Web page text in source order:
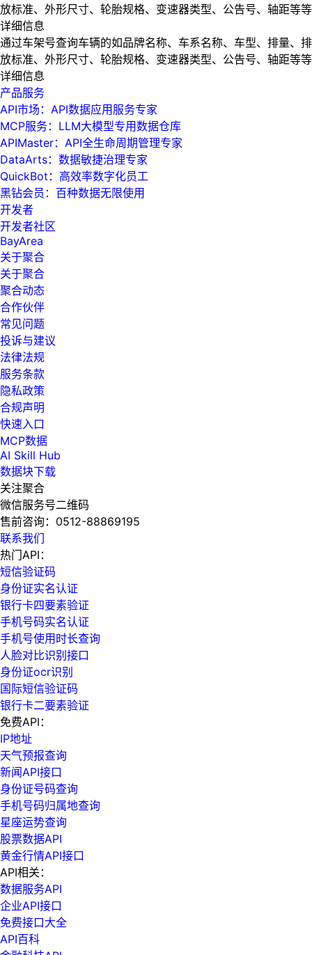
放标准、外形尺寸、轮胎规格、变速器类型、公告号、轴距等等
详细信息
通过车架号查询车辆的如品牌名称、车系名称、车型、排量、排
放标准、外形尺寸、轮胎规格、变速器类型、公告号、轴距等等
详细信息
产品服务
API市场：API数据应用服务专家
MCP服务：LLM大模型专用数据仓库
APIMaster：API全生命周期管理专家
DataArts：数据敏捷治理专家
QuickBot：高效率数字化员工
黑钻会员：百种数据无限使用
开发者
开发者社区
BayArea
关于聚合
关于聚合
聚合动态
合作伙伴
常见问题
投诉与建议
法律法规
服务条款
隐私政策
合规声明
快速入口
MCP数据
AI Skill Hub
数据块下载
关注聚合
微信服务号二维码
售前咨询： 0512-88869195
联系我们
热门API：
短信验证码
身份证实名认证
银行卡四要素验证
手机号码实名认证
手机号使用时长查询
人脸对比识别接口
身份证ocr识别
国际短信验证码
银行卡二要素验证
免费API：
IP地址
天气预报查询
新闻API接口
身份证号码查询
手机号码归属地查询
星座运势查询
股票数据API
黄金行情API接口
API相关：
数据服务API
企业API接口
免费接口大全
API百科